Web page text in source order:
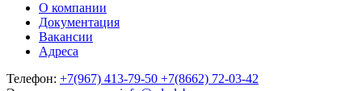
О компании
Документация
Вакансии
Адреса
Телефон: +7(967) 413-79-50 +7(8662) 72-03-42